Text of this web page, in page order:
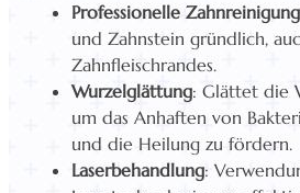
Professionelle Zahnreinigung
und Zahnstein gründlich,
Zahnfleischrandes.
Wurzelglättung: Glättet die
um das Anhaften von
und die Heilung zu fördern.
Laserbehandlung: